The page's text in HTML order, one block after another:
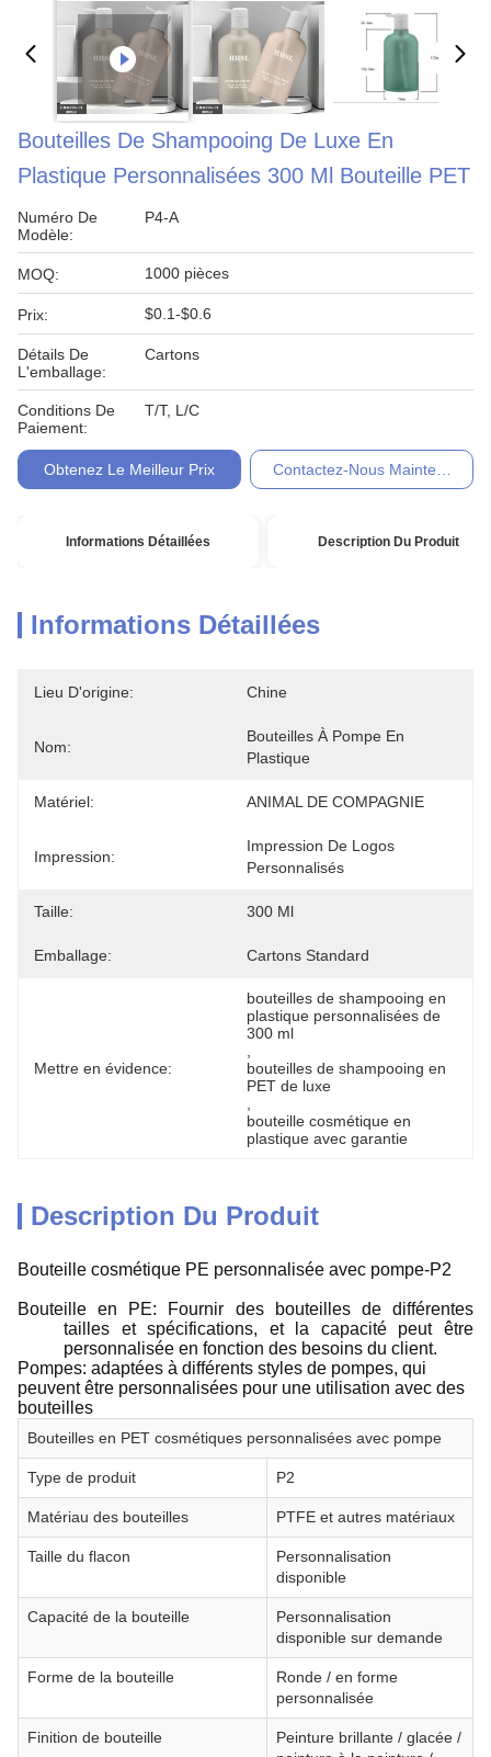
Bouteilles De Shampooing De Luxe En
Plastique Personnalisées 300 Ml Bouteille PET
Numéro De
Modèle:
P4-A
MOQ: 1000 pièces
Prix: $0.1-$0.6
Détails De
L'emballage:
Cartons
Conditions De
Paiement:
T/T, L/C
Obtenez Le Meilleur Prix Contactez-Nous Maintenant
Informations Détaillées Description Du Produit
Informations Détaillées
Lieu D'origine: Chine
Nom:
Bouteilles À Pompe En
Plastique
Matériel: ANIMAL DE COMPAGNIE
Impression:
Impression De Logos
Personnalisés
Taille: 300 Ml
Emballage: Cartons Standard
Mettre en évidence:
bouteilles de shampooing en
plastique personnalisées de
300 ml
bouteilles de shampooing en
PET de luxe
bouteille cosmétique en
plastique avec garantie
Description Du Produit
Bouteille cosmétique PE personnalisée avec pompe-P2
Bouteille en PE: Fournir des bouteilles de différentes
tailles et spécifications, et la capacité peut être
personnalisée en fonction des besoins du client.
Pompes: adaptées à différents styles de pompes, qui
peuvent être personnalisées pour une utilisation avec des
bouteilles
Bouteilles en PET cosmétiques personnalisées avec pompe
Type de produit P2
Matériau des bouteilles PTFE et autres matériaux
Taille du flacon
Personnalisation
disponible
Capacité de la bouteille
Personnalisation
disponible sur demande
Forme de la bouteille
Ronde / en forme
personnalisée
Finition de bouteille
Peinture brillante / glacée /